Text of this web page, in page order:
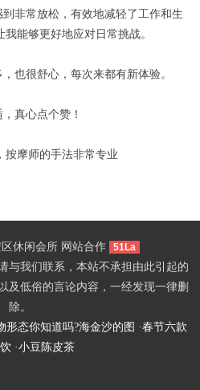
非常放松，有效地减轻了工作和生
能够更好地应对日常挑战。
很舒心，每次来都有新体验。
真心点个赞！
摩师的手法非常专业
休闲会所 网站合作 51La
与我们联系，本站不承担由此引起的
及低俗的言论内容，一经发现一律删
除。
形态你知道吗?海金沙的图 ·春节六款
·小豆陈皮茶